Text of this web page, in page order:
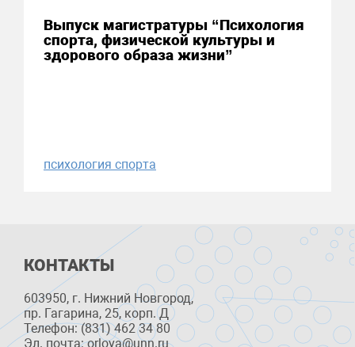
Выпуск магистратуры “Психология
спорта, физической культуры и
здорового образа жизни”
психология спорта
КОНТАКТЫ
603950, г. Нижний Новгород,
пр. Гагарина, 25, корп. Д
Телефон: (831) 462 34 80
Эл. почта: orlova@unn.ru